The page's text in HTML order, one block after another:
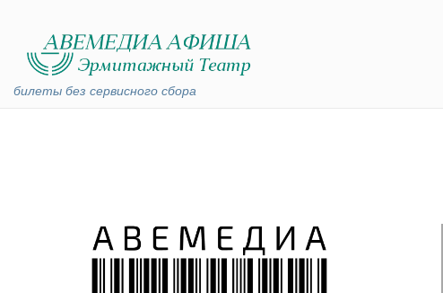
билеты без сервисного сбора